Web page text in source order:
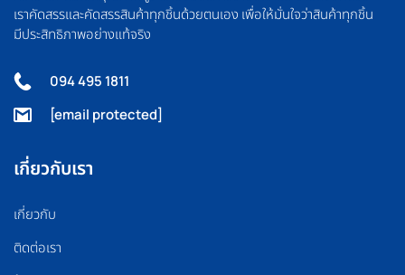
เราคัดสรรและคัดสรรสินค้าทุกชิ้นด้วยตนเอง เพื่อให้มั่นใจว่าสินค้าทุกชิ้น
มีประสิทธิภาพอย่างแท้จริง
094 495 1811
[email protected]
เกี่ยวกับเรา
เกี่ยวกับ
ติดต่อเรา